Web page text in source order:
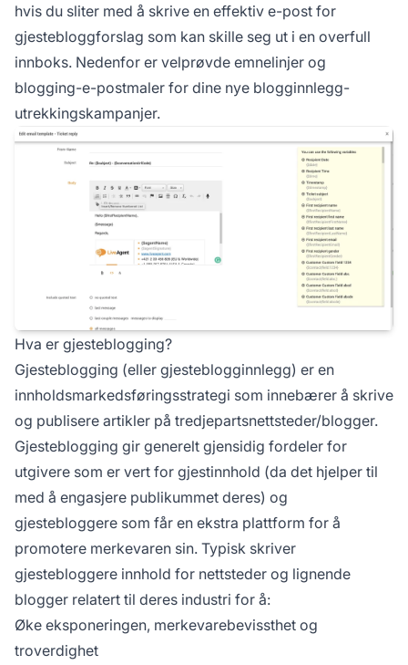
hvis du sliter med å skrive en effektiv e-post for
gjestebloggforslag som kan skille seg ut i en overfull
innboks. Nedenfor er velprøvde emnelinjer og
blogging-e-postmaler for dine nye blogginnlegg-
utrekkingskampanjer.
Hva er gjesteblogging?
Gjesteblogging (eller gjesteblogginnlegg) er en
innholdsmarkedsføringsstrategi som innebærer å skrive
og publisere artikler på tredjepartsnettsteder/blogger.
Gjesteblogging gir generelt gjensidig fordeler for
utgivere som er vert for gjestinnhold (da det hjelper til
med å engasjere publikummet deres) og
gjestebloggere som får en ekstra plattform for å
promotere merkevaren sin. Typisk skriver
gjestebloggere innhold for nettsteder og lignende
blogger relatert til deres industri for å:
Øke eksponeringen, merkevarebevissthet og
troverdighet